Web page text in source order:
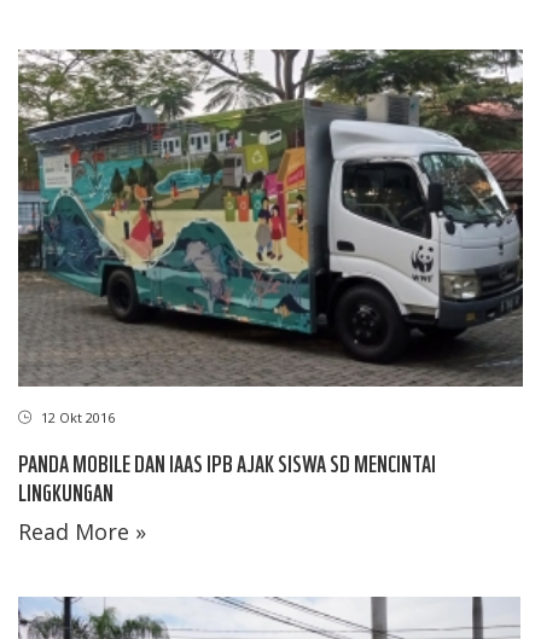
12 Okt 2016
PANDA MOBILE DAN IAAS IPB AJAK SISWA SD MENCINTAI
LINGKUNGAN
Read More »